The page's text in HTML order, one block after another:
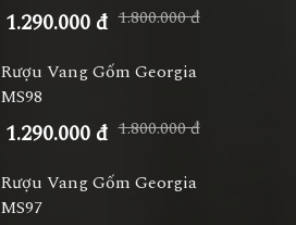
1.290.000 đ 1.800.000 đ
Rượu Vang Gốm Georgia
MS98
1.290.000 đ 1.800.000 đ
Rượu Vang Gốm Georgia
MS97